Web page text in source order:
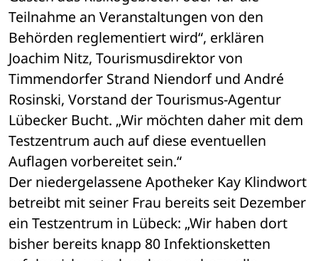
Teilnahme an Veranstaltungen von den
Behörden reglementiert wird“, erklären
Joachim Nitz, Tourismusdirektor von
Timmendorfer Strand Niendorf und André
Rosinski, Vorstand der Tourismus-Agentur
Lübecker Bucht. „Wir möchten daher mit dem
Testzentrum auch auf diese eventuellen
Auflagen vorbereitet sein.“
Der niedergelassene Apotheker Kay Klindwort
betreibt mit seiner Frau bereits seit Dezember
ein Testzentrum in Lübeck: „Wir haben dort
bisher bereits knapp 80 Infektionsketten